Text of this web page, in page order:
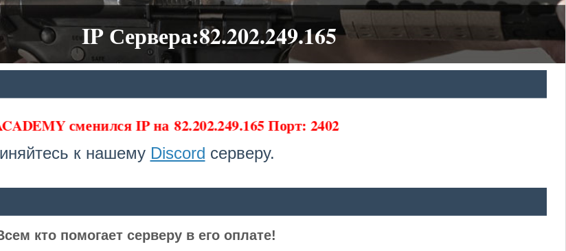
IP Сервера:82.202.249.165
сменился IP на 82.202.249.165 Порт: 2402
к нашему Discord серверу.
кто помогает серверу в его оплате!